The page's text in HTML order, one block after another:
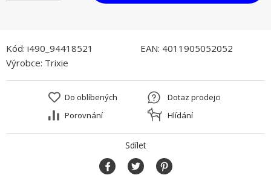
Kód: i490_94418521 EAN: 4011905052052
Výrobce: Trixie
Do oblíbených
Porovnání
Dotaz prodejci
Hlídání
Sdílet